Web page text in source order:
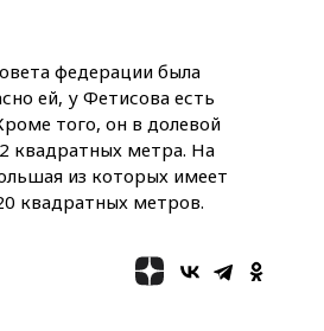
раздавать питьевую воду
бесплатно
10:41Бывшая глава брокера
Mind Money Юлия Хандошко
признала свою вину
10:41 Пашинян: Армения
федерации была
ей, у Фетисова есть
того, он в долевой
квадратных метра. На
из которых имеет
квадратных метров.